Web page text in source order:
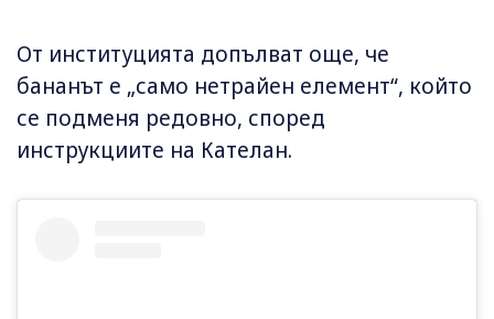
От институцията допълват още, че
бананът е „само нетрайен елемент“, който
се подменя редовно, според
инструкциите на Кателан.